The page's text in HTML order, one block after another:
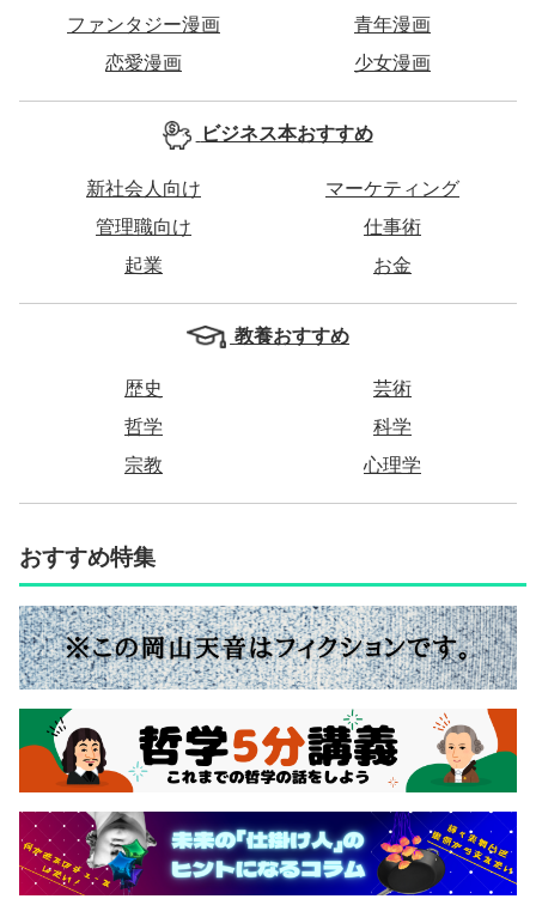
ファンタジー漫画
青年漫画
恋愛漫画
少女漫画
ビジネス本おすすめ
新社会人向け
マーケティング
管理職向け
仕事術
起業
お金
教養おすすめ
歴史
芸術
哲学
科学
宗教
心理学
おすすめ特集